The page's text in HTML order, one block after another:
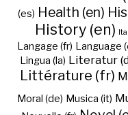
(es) Health (en)
History (en)
Langage (fr) Language
Lingua (la) Literatur
Littérature (fr)
Moral (de) Musica (it)